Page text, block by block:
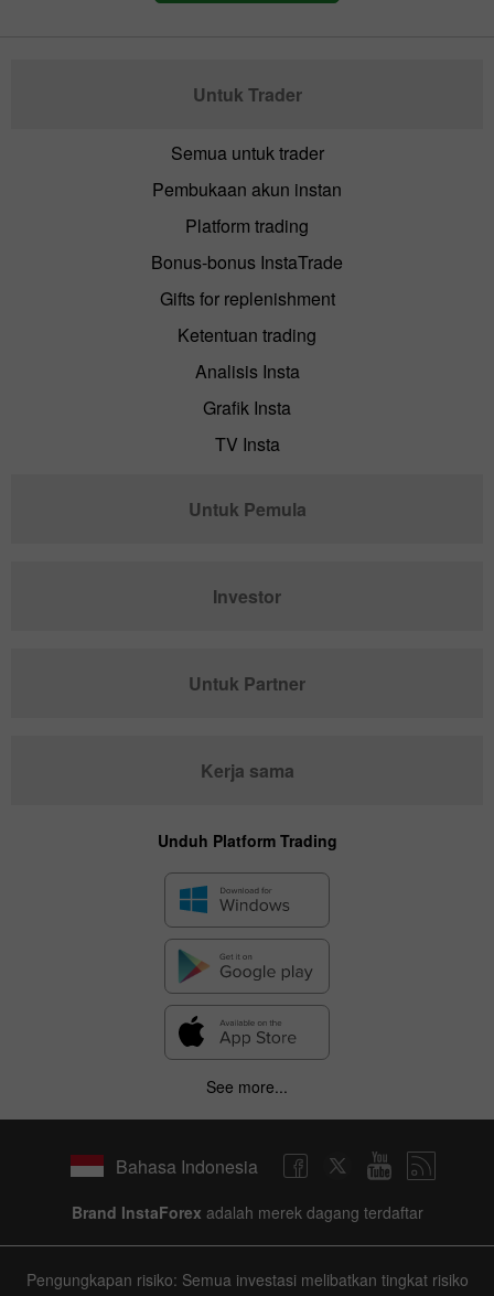
Untuk Trader
Semua untuk trader
Pembukaan akun instan
Platform trading
Bonus-bonus InstaTrade
Gifts for replenishment
Ketentuan trading
Analisis Insta
Grafik Insta
TV Insta
Untuk Pemula
Investor
Untuk Partner
Kerja sama
Unduh Platform Trading
See more...
Bahasa Indonesia
Brand InstaForex adalah merek dagang terdaftar
Pengungkapan risiko: Semua investasi melibatkan tingkat risiko